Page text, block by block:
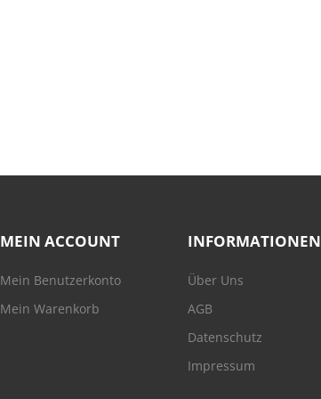
MEIN ACCOUNT
Mein Benutzerkonto
Mein Warenkorb
INFORMATIONEN
Über Uns
AGB
Datenschutz
Impressum